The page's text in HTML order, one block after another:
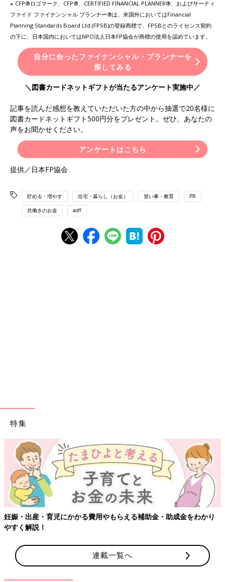
※ CFP®ロゴマーク、CFP®、CERTIFIED FINANCIAL PLANNER®、およびサーティ
ファイド ファイナンシャル プランナー®は、米国外においてはFinancial
Planning Standards Board Ltd.(FPSB)の登録商標で、FPSBとのライセンス契約
の下に、日本国内においてはNPO法人日本FP協会が商標の使用を認めています。
自分に合ったファイナンシャル・プランナーを
探してみる
＼図書カードネットギフトが当たるアンケート実施中／
記事を読んだ感想を教えていただいた方の中から抽選で20名様に
図書カードネットギフト500円分をプレゼント。ぜひ、あなたの
声をお聞かせください。
アンケートはこちら
提供／日本FP協会
貯める・増やす 住宅・暮らし（お金） 習い事・教育 PR
共働きのお金 aoff
特集
【ワクチン接種できるものも】妊婦の感染症対策、知っておいて！
連載一覧へ